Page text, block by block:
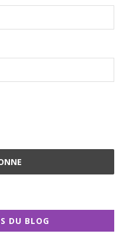
DU BLOG